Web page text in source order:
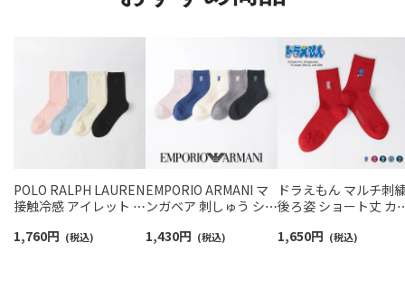
POLO RALPH LAUREN
接触冷感 アイレット ク
03207244
1,760円 (税込)
EMPORIO ARMANI マ
ンガベア 刺しゅう ショ
ース 日本製 03440105
1,430円 (税込)
ドラえもん マルチ刺
後ろ姿 ショート丈 カ
ース 03297102
1,650円 (税込)